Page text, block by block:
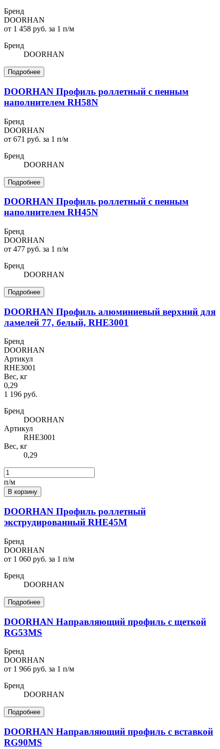
Бренд
DOORHAN
от 1 458 руб. за 1 п/м
Бренд
DOORHAN
Подробнее
DOORHAN Профиль роллетный с пенным
наполнителем RH58N
Бренд
DOORHAN
от 671 руб. за 1 п/м
Бренд
DOORHAN
Подробнее
DOORHAN Профиль роллетный с пенным
наполнителем RH45N
Бренд
DOORHAN
от 477 руб. за 1 п/м
Бренд
DOORHAN
Подробнее
DOORHAN Профиль алюминиевый верхний для
ламелей 77, белый, RHE3001
Бренд
DOORHAN
Артикул
RHE3001
Вес, кг
0,29
1 196 руб.
Бренд
DOORHAN
Артикул
RHE3001
Вес, кг
0,29
п/м
В корзину
DOORHAN Профиль роллетный
экструдированный RHE45M
Бренд
DOORHAN
от 1 060 руб. за 1 п/м
Бренд
DOORHAN
Подробнее
DOORHAN Направляющий профиль с щеткой
RG53MS
Бренд
DOORHAN
от 1 966 руб. за 1 п/м
Бренд
DOORHAN
Подробнее
DOORHAN Направляющий профиль с вставкой
RG90MS